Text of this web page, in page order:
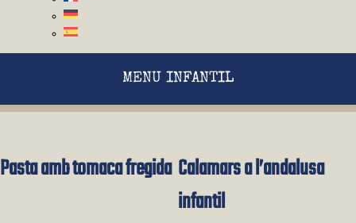
MENU INFANTIL
Pasta amb tomaca fregida Calamars a l’andalusa
infantil